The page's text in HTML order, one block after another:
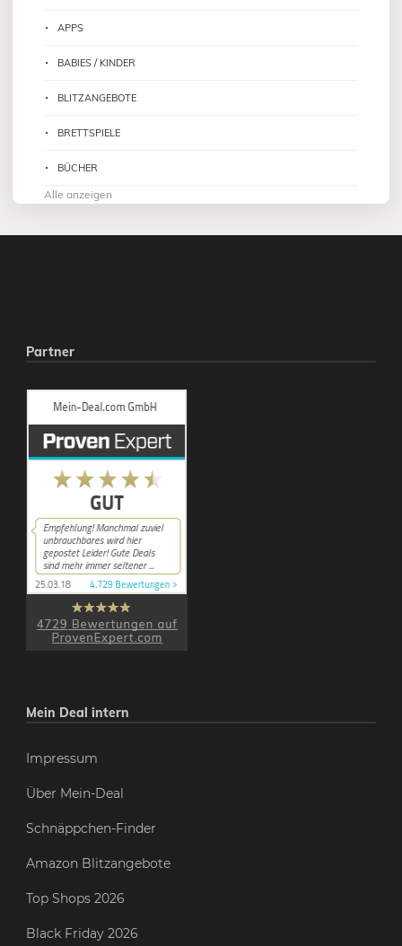
APPS
BABIES / KINDER
BLITZANGEBOTE
BRETTSPIELE
BÜCHER
Alle anzeigen
Partner
Mein Deal intern
Impressum
Über Mein-Deal
Schnäppchen-Finder
Amazon Blitzangebote
Top Shops 2026
Black Friday 2026